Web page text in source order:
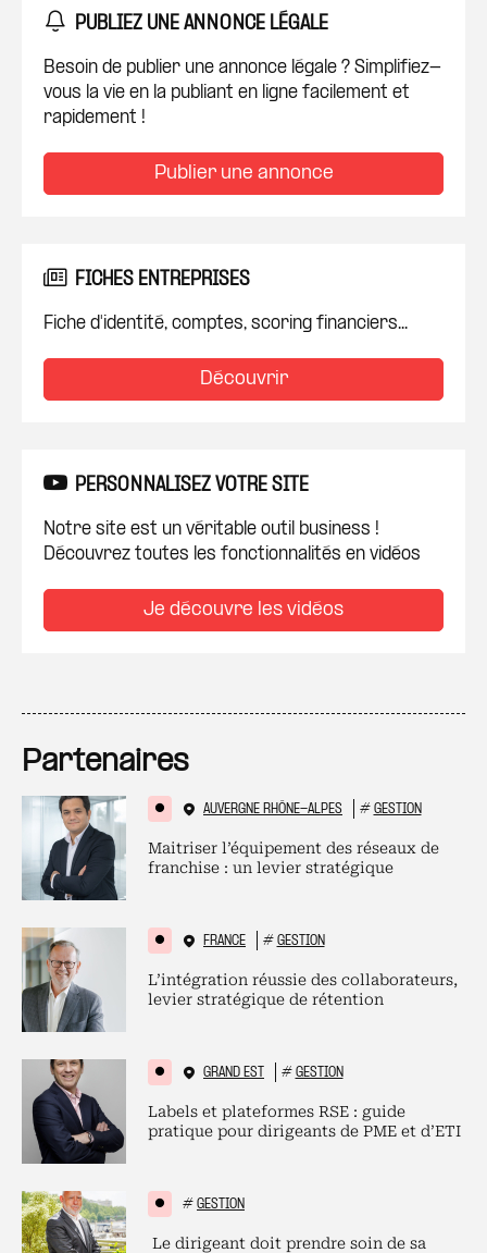
PUBLIEZ UNE ANNONCE LÉGALE
Besoin de publier une annonce légale ? Simplifiez-
vous la vie en la publiant en ligne facilement et
rapidement !
Publier une annonce
FICHES ENTREPRISES
Fiche d'identité, comptes, scoring financiers...
Découvrir
PERSONNALISEZ VOTRE SITE
Notre site est un véritable outil business !
Découvrez toutes les fonctionnalités en vidéos
Je découvre les vidéos
Partenaires
AUVERGNE RHÔNE-ALPES # GESTION
Maitriser l’équipement des réseaux de
franchise : un levier stratégique
FRANCE # GESTION
L’intégration réussie des collaborateurs,
levier stratégique de rétention
GRAND EST # GESTION
Labels et plateformes RSE : guide
pratique pour dirigeants de PME et d’ETI
# GESTION
Le dirigeant doit prendre soin de sa